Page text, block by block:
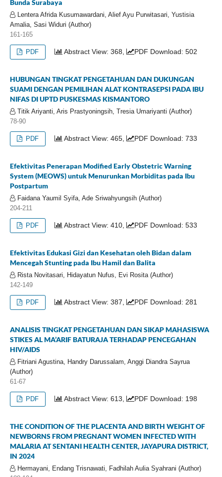
Bunda Surabaya
Lentera Afrida Kusumawardani, Alief Ayu Purwitasari, Yustisia
Amalia, Sasi Widuri (Author)
161-165
PDF Abstract View: 368, PDF Download: 502
HUBUNGAN TINGKAT PENGETAHUAN DAN DUKUNGAN
SUAMI DENGAN PEMILIHAN ALAT KONTRASEPSI PADA IBU
NIFAS DI UPTD PUSKESMAS KISMANTORO
Titik Ariyanti, Aris Prastyoningsih, Tresia Umariyanti (Author)
78-90
PDF Abstract View: 465, PDF Download: 733
Efektivitas Penerapan Modified Early Obstetric Warning
System (MEOWS) untuk Menurunkan Morbiditas pada Ibu
Postpartum
Faidana Yaumil Syifa, Ade Sriwahyungsih (Author)
204-211
PDF Abstract View: 410, PDF Download: 533
Efektivitas Edukasi Gizi dan Kesehatan oleh Bidan dalam
Mencegah Stunting pada Ibu Hamil dan Balita
Rista Novitasari, Hidayatun Nufus, Evi Rosita (Author)
142-149
PDF Abstract View: 387, PDF Download: 281
ANALISIS TINGKAT PENGETAHUAN DAN SIKAP MAHASISWA
STIKES AL MA’ARIF BATURAJA TERHADAP PENCEGAHAN
HIV/AIDS
Fitriani Agustina, Handry Darussalam, Anggi Diandra Sayrua
(Author)
61-67
PDF Abstract View: 613, PDF Download: 198
THE CONDITION OF THE PLACENTA AND BIRTH WEIGHT OF
NEWBORNS FROM PREGNANT WOMEN INFECTED WITH
MALARIA AT SENTANI HEALTH CENTER, JAYAPURA DISTRICT,
IN 2024
Hermayani, Endang Trisnawati, Fadhilah Aulia Syahrani (Author)